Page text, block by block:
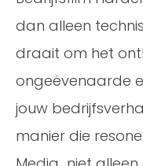
dan alleen
draait om het
ongeëvenaarde
jouw
manier die